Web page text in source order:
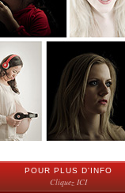
POUR PLUS D'INFO
Cliquez ICI